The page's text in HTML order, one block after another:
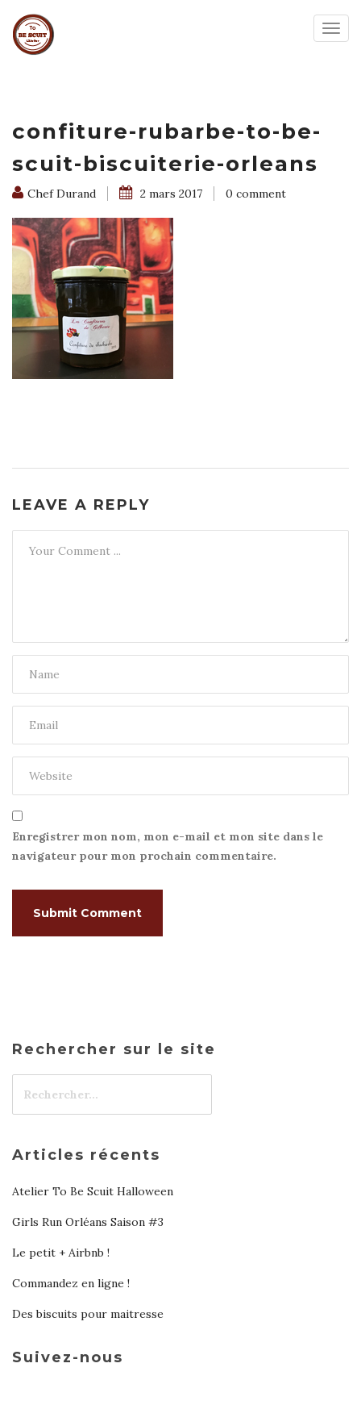
confiture-rubarbe-to-be-
scuit-biscuiterie-orleans
Chef Durand 2 mars 2017 0 comment
LEAVE A REPLY
Enregistrer mon nom, mon e-mail et mon site dans le
navigateur pour mon prochain commentaire.
Rechercher sur le site
Articles récents
Atelier To Be Scuit Halloween
Girls Run Orléans Saison #3
Le petit + Airbnb !
Commandez en ligne !
Des biscuits pour maitresse
Suivez-nous